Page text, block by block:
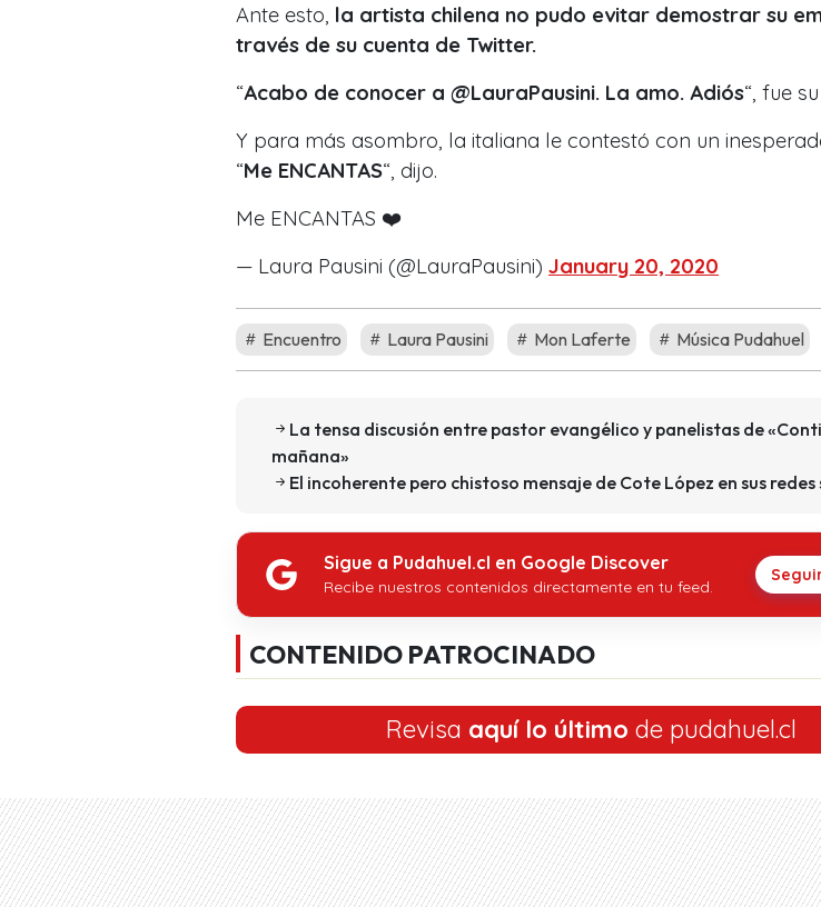
Ante esto, la artista chilena no pudo evitar demostrar su
través de su cuenta de Twitter.
“Acabo de conocer a @LauraPausini. La amo. Adiós“, fue
Y para más asombro, la italiana le contestó con un
“Me ENCANTAS“, dijo.
Me ENCANTAS ❤️
— Laura Pausini (@LauraPausini) January 20, 2020
Encuentro Laura Pausini Mon Laferte Música Pudahuel
La tensa discusión entre pastor evangélico y panelistas de
mañana»
El incoherente pero chistoso mensaje de Cote López en sus redes
Sigue a Pudahuel.cl en Google Discover
Recibe nuestros contenidos directamente en tu feed.
CONTENIDO PATROCINADO
Revisa aquí lo último de pudahuel.cl